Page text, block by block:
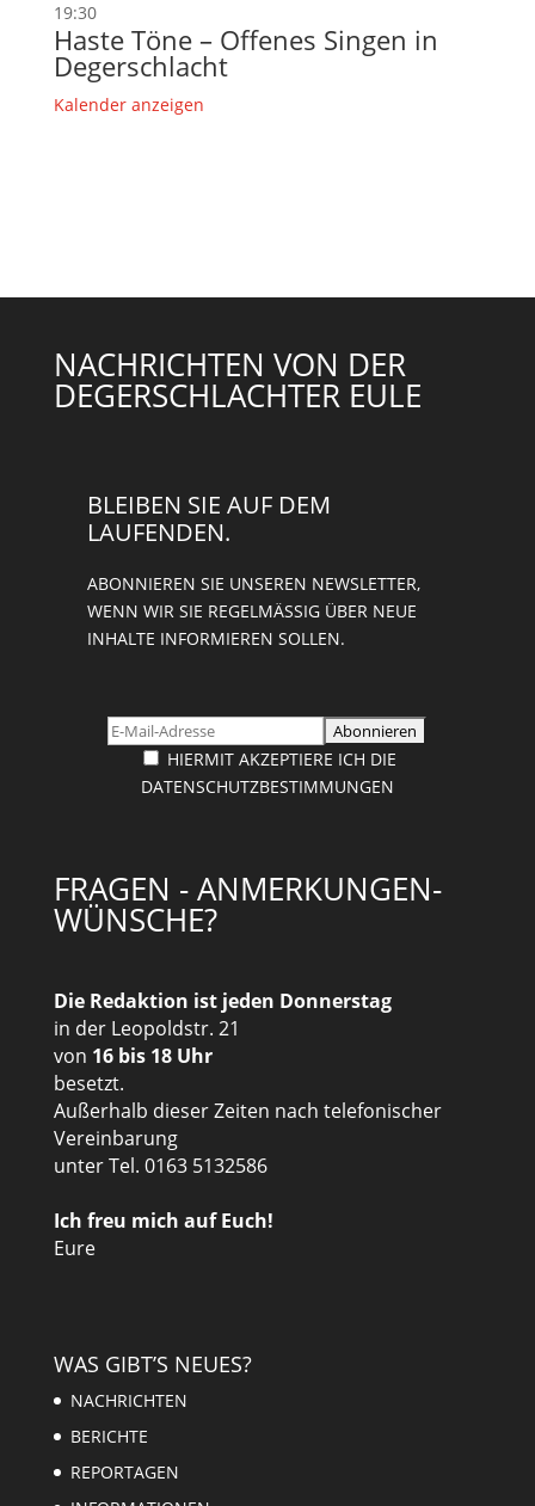
19:30
Haste Töne – Offenes Singen in
Degerschlacht
Kalender anzeigen
NACHRICHTEN VON DER
DEGERSCHLACHTER EULE
BLEIBEN SIE AUF DEM
LAUFENDEN.
ABONNIEREN SIE UNSEREN NEWSLETTER,
WENN WIR SIE REGELMÄSSIG ÜBER NEUE I
NHALTE INFORMIEREN SOLLEN.
HIERMIT AKZEPTIERE ICH DIE
DATENSCHUTZBESTIMMUNGEN
FRAGEN - ANMERKUNGEN-
WÜNSCHE?
Die Redaktion ist jeden Donnerstag
in der Leopoldstr. 21
von 16 bis 18 Uhr
besetzt.
Außerhalb dieser Zeiten nach telefonischer
Vereinbarung
unter Tel. 0163 5132586
Ich freu mich auf Euch!
Eure
WAS GIBT’S NEUES?
NACHRICHTEN
BERICHTE
REPORTAGEN